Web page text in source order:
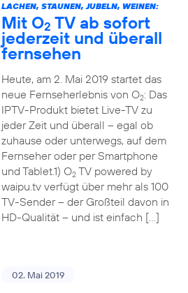
LACHEN, STAUNEN, JUBELN, WEINEN:
Mit O2 TV ab sofort
jederzeit und überall
fernsehen
Heute, am 2. Mai 2019 startet das
neue Fernseherlebnis von O2: Das
IPTV-Produkt bietet Live-TV zu
jeder Zeit und überall – egal ob
zuhause oder unterwegs, auf dem
Fernseher oder per Smartphone
und Tablet.1) O2TV powered by
waipu.tv verfügt über mehr als 100
TV-Sender – der Großteil davon in
HD-Qualität – und ist einfach […]
02. Mai 2019